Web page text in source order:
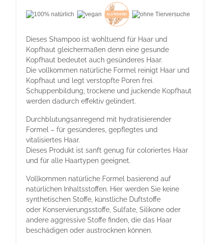
Dieses Shampoo ist wohltuend für Haar und
Kopfhaut gleichermaßen denn eine gesunde
Kopfhaut bedeutet auch gesünderes Haar.
Die vollkommen natürliche Formel reinigt Haar und
Kopfhaut und legt verstopfte Poren frei.
Schuppenbildung, trockene und juckende Kopfhaut
werden dadurch effektiv gelindert.
Durchblutungsanregend mit hydratisierender
Formel – für gesünderes, gepflegtes und
vitalisiertes Haar.
Dieses Produkt ist sanft genug für coloriertes Haar
und für alle Haartypen geeignet.
Vollkommen natürliche Formel basierend auf
natürlichen Inhaltsstoffen. Hier werden Sie keine
synthetischen Stoffe, künstliche Duftstoffe
oder Konservierungsstoffe, Sulfate, Silikone oder
andere aggressive Stoffe finden, die das Haar
beschädigen oder austrocknen können.